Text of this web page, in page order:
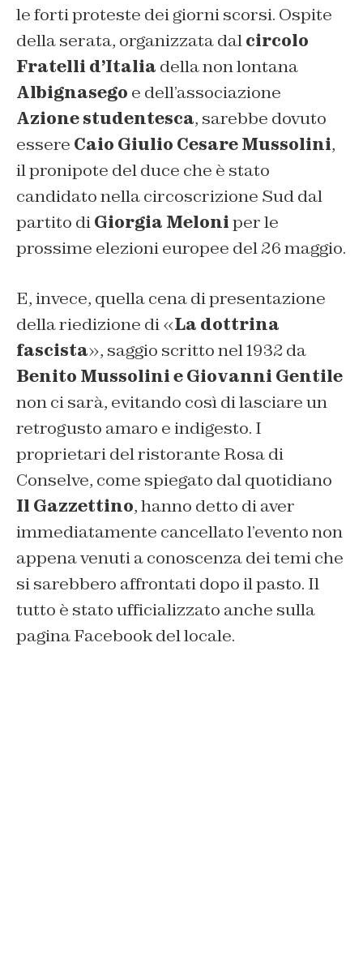
le forti proteste dei giorni scorsi. Ospite
della serata, organizzata dalcircolo
Fratelli d’Italia della non lontana
Albignasego e dell’associazione
Azione studentesca, sarebbe dovuto
essere Caio Giulio Cesare Mussolini,
il pronipote del duce che è stato
candidato nella circoscrizione Sud dal
partito diGiorgia Meloniper le
prossime elezioni europee del 26 maggio.
E, invece, quella cena di presentazione
della riedizione di «La dottrina
fascista», saggio scritto nel 1932 da
Benito Mussolini e Giovanni Gentile
non ci sarà, evitando così di lasciare un
retrogusto amaro e indigesto. I
proprietari del ristorante Rosa di
Conselve, come spiegato dal quotidiano
Il Gazzettino, hanno detto di aver
immediatamente cancellato l’evento non
appena venuti a conoscenza dei temi che
si sarebbero affrontati dopo il pasto. Il
tutto è stato ufficializzato anche sulla
pagina Facebook del locale.